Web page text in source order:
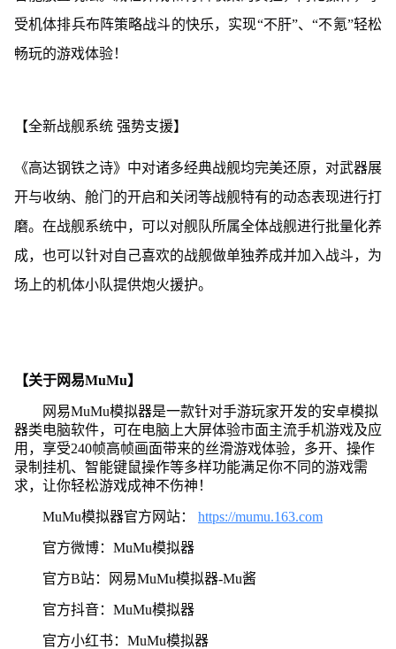
受机体排兵布阵策略战斗的快乐，实现“不肝”、“不氪”轻松
畅玩的游戏体验！
【全新战舰系统 强势支援】
《高达钢铁之诗》中对诸多经典战舰均完美还原，对武器展
开与收纳、舱门的开启和关闭等战舰特有的动态表现进行打
磨。在战舰系统中，可以对舰队所属全体战舰进行批量化养
成，也可以针对自己喜欢的战舰做单独养成并加入战斗，为
场上的机体小队提供炮火援护。
【关于网易MuMu】
网易MuMu模拟器是一款针对手游玩家开发的安卓模拟
器类电脑软件，可在电脑上大屏体验市面主流手机游戏及应
用，享受240帧高帧画面带来的丝滑游戏体验，多开、操作
录制挂机、智能键鼠操作等多样功能满足你不同的游戏需
求，让你轻松游戏成神不伤神！
MuMu模拟器官方网站： https://mumu.163.com
官方微博：MuMu模拟器
官方B站：网易MuMu模拟器-Mu酱
官方抖音：MuMu模拟器
官方小红书：MuMu模拟器